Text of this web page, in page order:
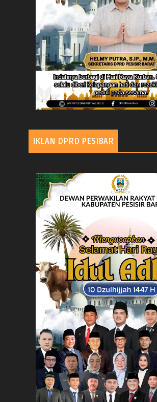
IKLAN DPRD PESIBAR